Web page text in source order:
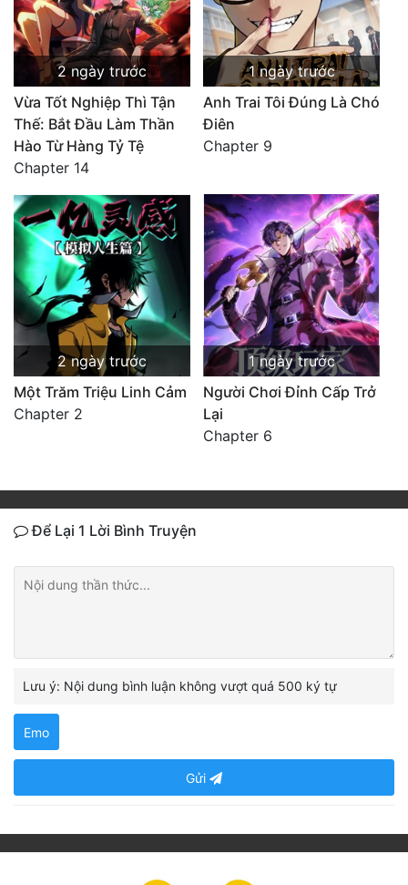
2 ngày trước
Vừa Tốt Nghiệp Thì Tận
Thế: Bắt Đầu Làm Thần
Hào Từ Hàng Tỷ Tệ
Chapter 14
1 ngày trước
Anh Trai Tôi Đúng Là Chó
Điên
Chapter 9
2 ngày trước
Một Trăm Triệu Linh Cảm
Chapter 2
1 ngày trước
Người Chơi Đỉnh Cấp Trở
Lại
Chapter 6
Để Lại 1 Lời Bình Truyện
Lưu ý: Nội dung bình luận không vượt quá 500 ký tự
Emo
Gửi